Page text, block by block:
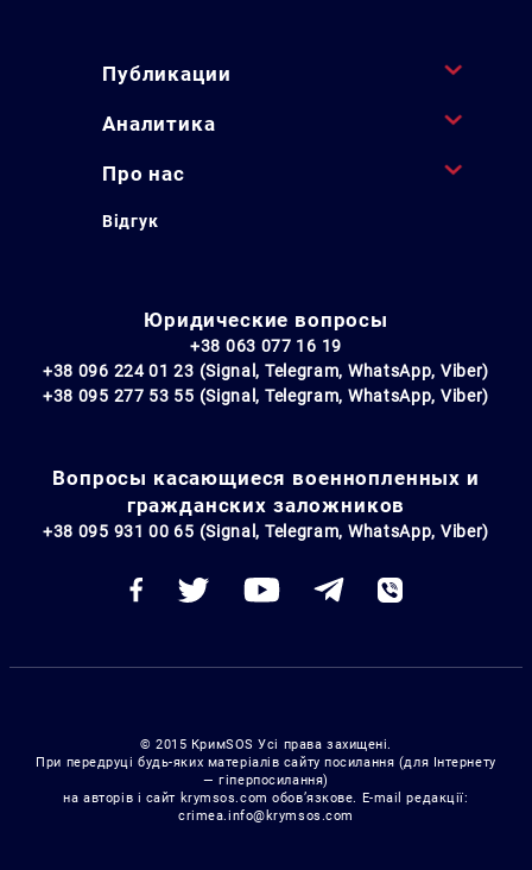
Публикации
Аналитика
Про нас
Відгук
Юридические вопросы
+38 063 077 16 19
+38 096 224 01 23 (Signal, Telegram, WhatsApp, Viber)
+38 095 277 53 55 (Signal, Telegram, WhatsApp, Viber)
Вопросы касающиеся военнопленных и
гражданских заложников
+38 095 931 00 65 (Signal, Telegram, WhatsApp, Viber)
© 2015 КримSOS Усі права захищені.
При передруці будь-яких матеріалів сайту посилання (для Інтернету
— гіперпосилання)
на авторів і сайт krymsos.com обов’язкове. E-mail редакції:
crimea.info@krymsos.com